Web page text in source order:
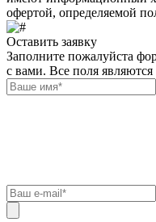
офертой, определяемой
Оставить заявку
Заполните пожалуйста
с вами. Все поля